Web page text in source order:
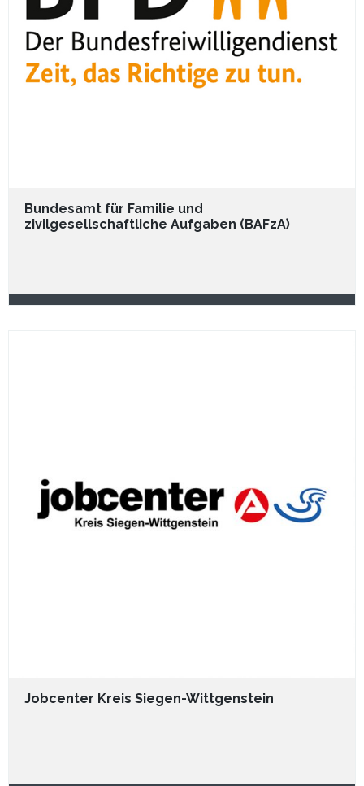
Bundesamt für Familie und
zivilgesellschaftliche Aufgaben (BAFzA)
Jobcenter Kreis Siegen-Wittgenstein